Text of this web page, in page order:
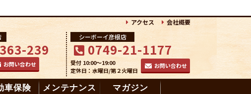
アクセス
会社概要
239
お問い合わせ
シーボーイ彦根店
0749-21-1177
受付 10:00～19:00
定休日：水曜日/第２火曜日
お問い合わせ
車保険 メンテナンス マガジン